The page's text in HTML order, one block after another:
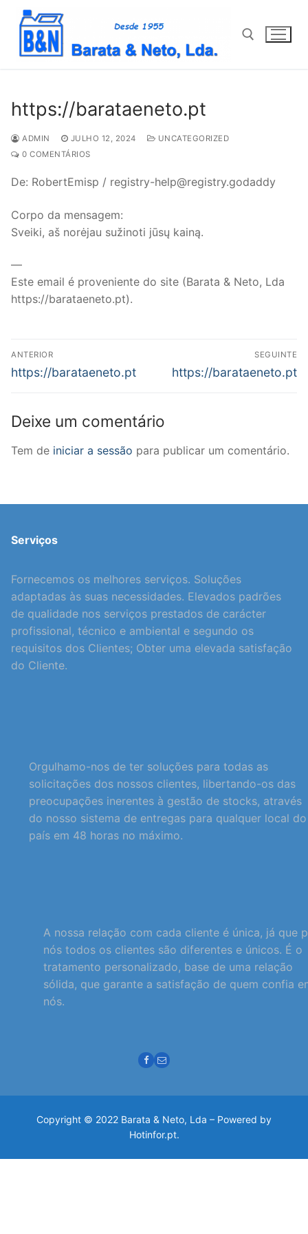
Saltar
para
conteúdo
https://barataeneto.pt
ADMIN JULHO 12, 2024
UNCATEGORIZED
0 COMENTÁRIOS
De: RobertEmisp / registry-help@registry.godaddy
Corpo da mensagem:
Sveiki, aš norėjau sužinoti jūsų kainą.
—
Este email é proveniente do site (Barata & Neto, Lda
https://barataeneto.pt).
Navegação
de
ANTERIOR
Previous
https://barataeneto.pt
SEGUINTE
Next
https://barataeneto.pt
Deixe um comentário
Tem de iniciar a sessão para publicar um comentário.
Serviços
Fornecemos os melhores serviços. Soluções
adaptadas às suas necessidades. Elevados padrões
de qualidade nos serviços prestados de carácter
profissional, técnico e ambiental e segundo os
requisitos dos Clientes; Obter uma elevada satisfação
do Cliente.
Orgulhamo-nos de ter soluções para todas as
solicitações dos nossos clientes, libertando-os das
preocupações inerentes à gestão de stocks, através
do nosso sistema de entregas para qualquer local do
país em 48 horas no máximo.
A nossa relação com cada cliente é única, já que
nós todos os clientes são diferentes e únicos. É o
tratamento personalizado, base de uma relação
sólida, que garante a satisfação de quem confia
nós.
Copyright © 2022 Barata & Neto, Lda – Powered by
Hotinfor.pt.